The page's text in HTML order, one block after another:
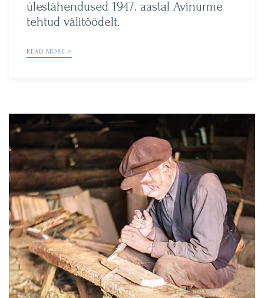
ülestähendused 1947. aastal Avinurme
tehtud välitöödelt.
READ MORE >